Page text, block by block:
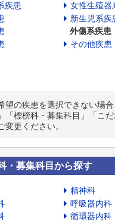
疾患
女性生殖器
新生児系疾
外傷系疾患
その他疾患
望の疾患を選択できない場合
「標榜科・募集科目」「こだ
変更ください。
・募集科目から探す
精神科
呼吸器内科
循環器内科